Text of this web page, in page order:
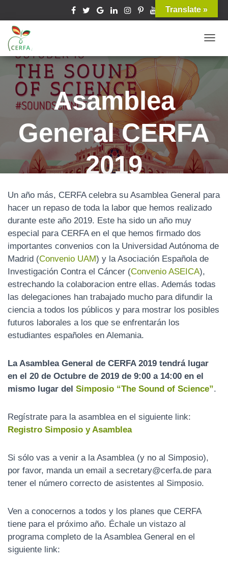
I
G
T
I
Asamblea
General CERFA
2019
Un año más, CERFA celebra su Asamblea General para
hacer un repaso de toda la labor que hemos realizado
durante este año 2019. Este ha sido un año muy
especial para CERFA en el que hemos firmado dos
importantes convenios con la Universidad Autónoma de
Madrid (Convenio UAM) y la Asociación Española de
Investigación Contra el Cáncer (Convenio ASEICA),
estrechando la colaboracion entre ellas. Además todas
las delegaciones han trabajado mucho para difundir la
ciencia a todos los públicos y para mostrar los posibles
futuros laborales a los que se enfrentarán los
estudiantes españoles en Alemania.
La Asamblea General de CERFA 2019 tendrá lugar
en el 20 de Octubre de 2019 de 9:00 a 14:00 en el
mismo lugar del Simposio “The Sound of Science”.
Regístrate para la asamblea en el siguiente link:
Registro Simposio y Asamblea
Si sólo vas a venir a la Asamblea (y no al Simposio),
por favor, manda un email a secretary@cerfa.de para
tener el número correcto de asistentes al Simposio.
Ven a conocernos a todos y los planes que CERFA
tiene para el próximo año. Échale un vistazo al
programa completo de la Asamblea General en el
siguiente link:
Translate »